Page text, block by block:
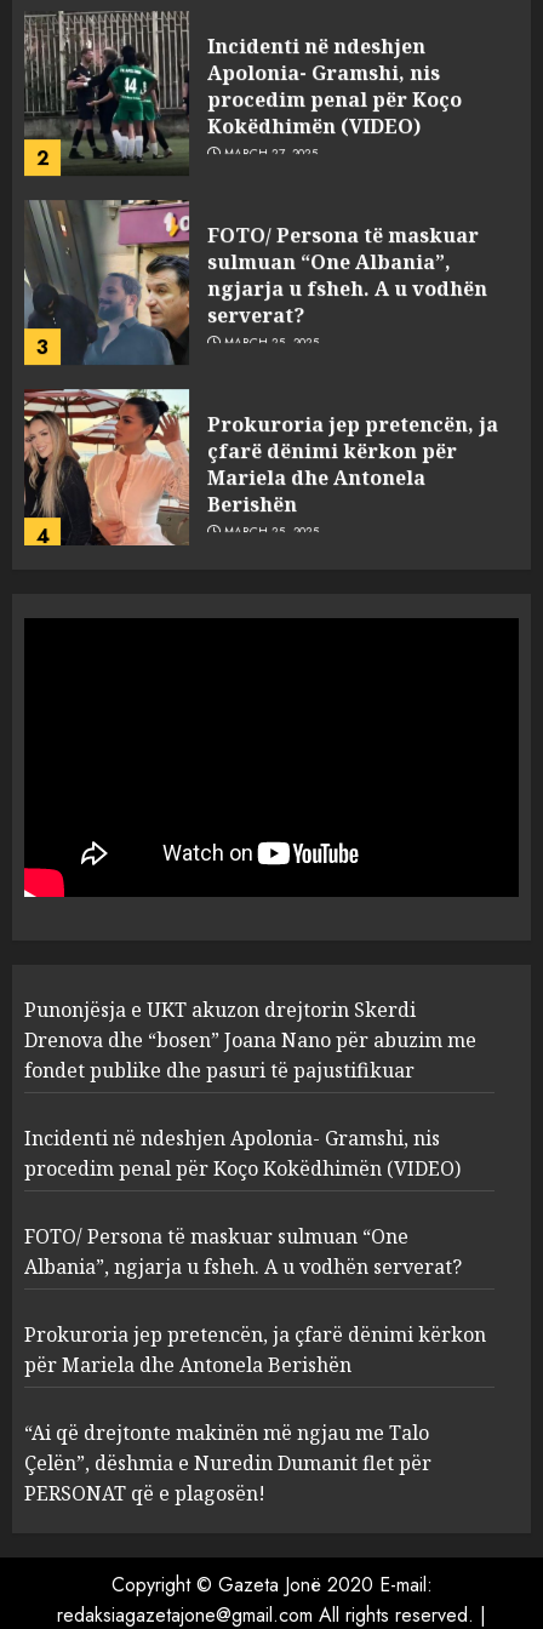
2
Incidenti në ndeshjen
Apolonia- Gramshi, nis
procedim penal për Koço
Kokëdhimën (VIDEO)
MARCH 27, 2025
3
FOTO/ Persona të maskuar
sulmuan “One Albania”,
ngjarja u fsheh. A u vodhën
serverat?
MARCH 25, 2025
4
Prokuroria jep pretencën, ja
çfarë dënimi kërkon për
Mariela dhe Antonela
Berishën
MARCH 25, 2025
1
“bosen” Joana Nano për
abuzim me fondet publike dhe
pasuri të pajustifikuar
2
Apolonia- Gramshi, nis
procedim penal për Koço
Kokëdhimën (VIDEO)
MARCH 27, 2025
3
FOTO/ Persona të maskuar
sulmuan “One Albania”,
ngjarja u fsheh. A u vodhën
serverat?
MARCH 25, 2025
4
Prokuroria jep pretencën, ja
çfarë dënimi kërkon për
Berishën
MARCH 25, 2025
ngjau me Talo Çelën”,
dëshmia e Nuredin Dumanit
Punonjësja e UKT akuzon drejtorin Skerdi
Drenova dhe “bosen” Joana Nano për abuzim me
fondet publike dhe pasuri të pajustifikuar
Incidenti në ndeshjen Apolonia- Gramshi, nis
procedim penal për Koço Kokëdhimën (VIDEO)
FOTO/ Persona të maskuar sulmuan “One
Albania”, ngjarja u fsheh. A u vodhën serverat?
Prokuroria jep pretencën, ja çfarë dënimi kërkon
për Mariela dhe Antonela Berishën
“Ai që drejtonte makinën më ngjau me Talo
Çelën”, dëshmia e Nuredin Dumanit flet për
PERSONAT që e plagosën!
Copyright © Gazeta Jonë 2020 E-mail:
redaksiagazetajone@gmail.com All rights reserved. |